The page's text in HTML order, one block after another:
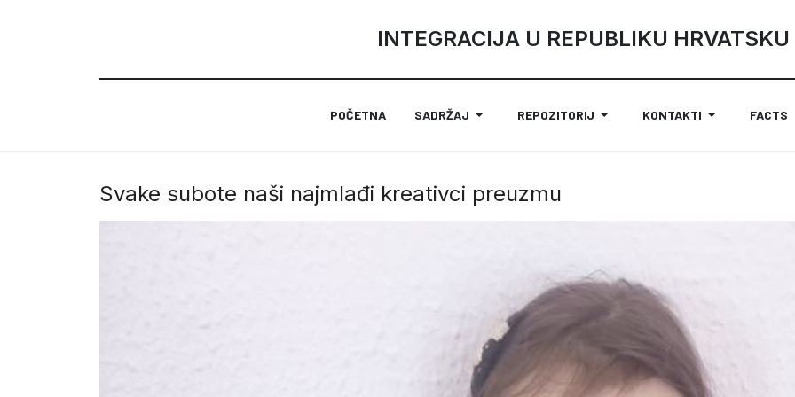
INTEGRACIJA U REPUBLIKU HRVATSKU
POČETNA SADRŽAJ REPOZITORIJ KONTAKTI FACTS
Svake subote naši najmlađi kreativci preuzmu